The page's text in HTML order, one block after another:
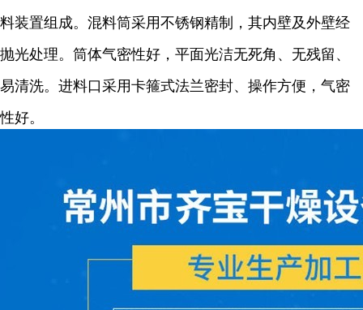
料装置组成。混料筒采用不锈钢精制，其内壁及外壁经
抛光处理。筒体气密性好，平面光洁无死角、无残留、
易清洗。进料口采用卡箍式法兰密封、操作方便，气密
性好。